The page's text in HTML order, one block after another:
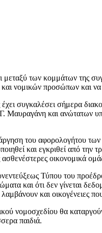
των κομμάτων της
νομικών προσώπων και
συγκαλέσει σήμερα
και ανώτατων
του αφορολογήτου
και εγκριθεί από
ασθενέστερες οικονομικά
Τύπου του
και ότι δεν γίνεται
και οικογένειες
νομοσχεδίου θα
παιδιά.